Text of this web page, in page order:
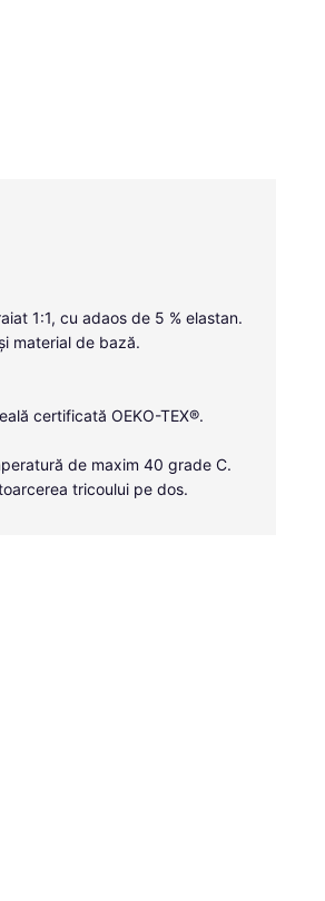
1:1, cu adaos de 5 % elastan.
material de bază.
certificată OEKO-TEX®.
de maxim 40 grade C.
tricoului pe dos.